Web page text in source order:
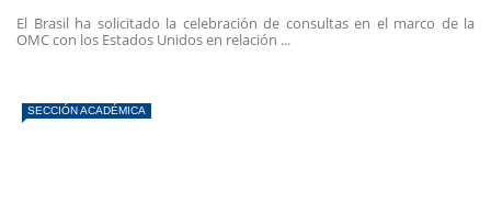
El Brasil ha solicitado la celebración de consultas en el marco de la
OMC con los Estados Unidos en relación ...
SECCIÓN ACADÉMICA